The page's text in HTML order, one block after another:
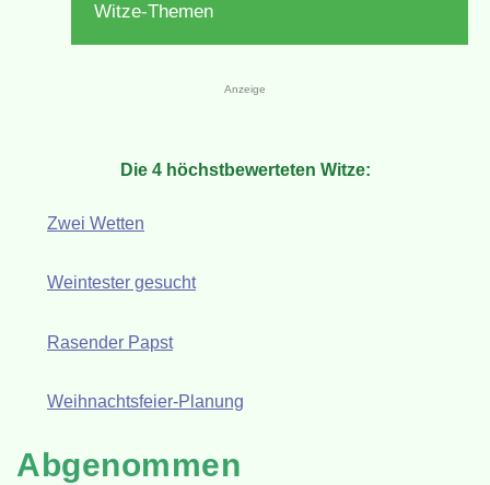
Witze-Themen
Anzeige
Die 4 höchstbewerteten Witze:
Zwei Wetten
Weintester gesucht
Rasender Papst
Weihnachtsfeier-Planung
Abgenommen